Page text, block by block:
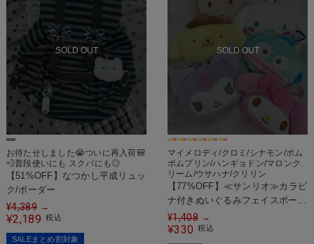
SOLD OUT
お待たせしました😭ついに再入荷🎒
💨普段使いにも スクバにも◎
【51%OFF】なつかし平成リュッ
ク/ボーダー
¥4,389 →
¥2,189 税込
SALEまとめ割対象
SOLD OUT
マイメロディ/クロミ/シナモン/ポム
ポムプリン/ハンギョドン/マロンク
リーム/ウサハナ/クリリン
【77%OFF】≪サンリオ≫カラビ
ナ付きぬいぐるみフェイスポー
チ/全8種
¥1,408 →
¥330 税込